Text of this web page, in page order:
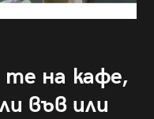
те на кафе,
във или